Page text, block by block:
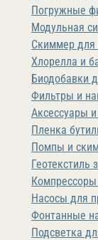
Погружные
Модульная
Скиммер для
Хлорелла и
Биодобавки
Фильтры и
Аксессуары
Пленка
Помпы и
Геотекстиль
Насосы для
Фонтанные
Подсветка